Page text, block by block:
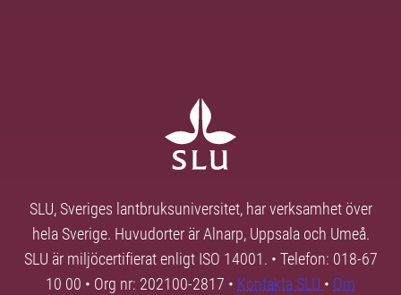
SLU, Sveriges lantbruksuniversitet, har verksamhet över
hela Sverige. Huvudorter är Alnarp, Uppsala och Umeå.
SLU är miljöcertifierat enligt ISO 14001. • Telefon: 018-67
10 00 • Org nr: 202100-2817 • Kontakta SLU • Om